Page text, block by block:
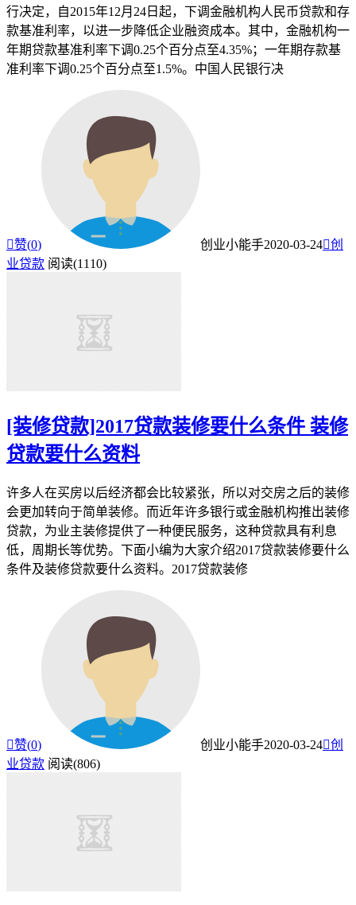
行决定，自2015年12月24日起，下调金融机构人民币贷款和存
款基准利率，以进一步降低企业融资成本。其中，金融机构一
年期贷款基准利率下调0.25个百分点至4.35%；一年期存款基
准利率下调0.25个百分点至1.5%。中国人民银行决
赞(0) 创业小能手2020-03-24创
业贷款 阅读(1110)
[装修贷款]2017贷款装修要什么条件 装修
贷款要什么资料
许多人在买房以后经济都会比较紧张，所以对交房之后的装修
会更加转向于简单装修。而近年许多银行或金融机构推出装修
贷款，为业主装修提供了一种便民服务，这种贷款具有利息
低，周期长等优势。下面小编为大家介绍2017贷款装修要什么
条件及装修贷款要什么资料。2017贷款装修
赞(0) 创业小能手2020-03-24创
业贷款 阅读(806)